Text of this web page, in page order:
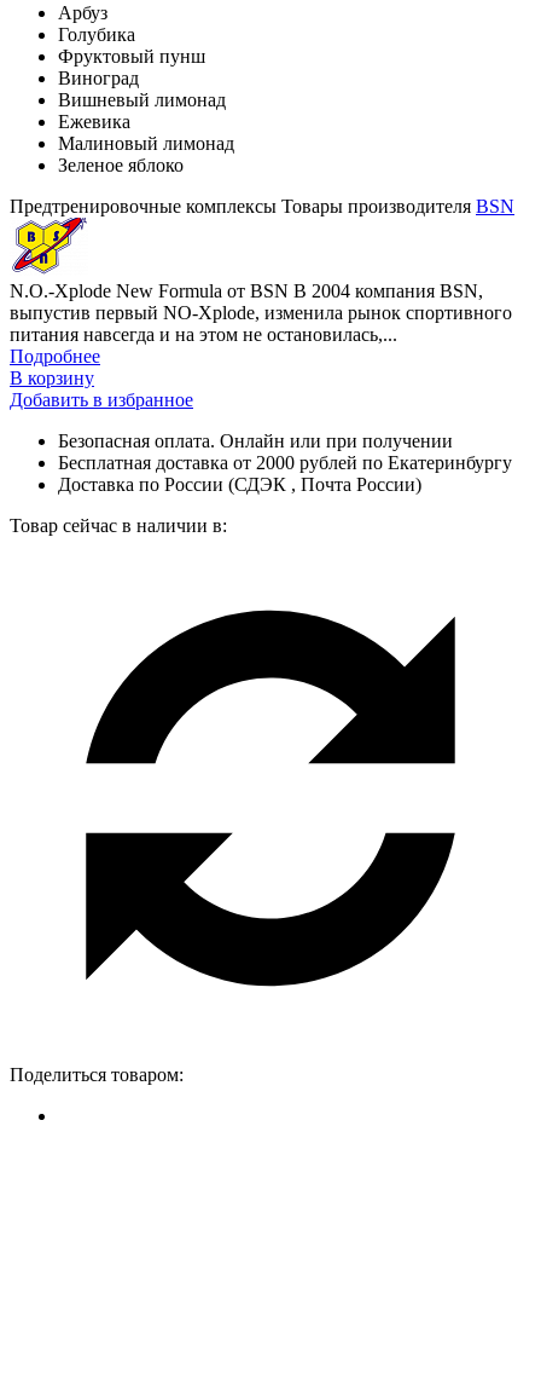
Арбуз
Голубика
Фруктовый пунш
Виноград
Вишневый лимонад
Ежевика
Малиновый лимонад
Зеленое яблоко
Предтренировочные комплексы Товары производителя BSN
N.O.-Xplode New Formula от BSN В 2004 компания BSN,
выпустив первый NO-Xplode, изменила рынок спортивного
питания навсегда и на этом не остановилась,...
Подробнее
В корзину
Добавить в избранное
Безопасная оплата. Онлайн или при получении
Бесплатная доставка от 2000 рублей по Екатеринбургу
Доставка по России (СДЭК , Почта России)
Товар сейчас в наличии в:
Поделиться товаром: